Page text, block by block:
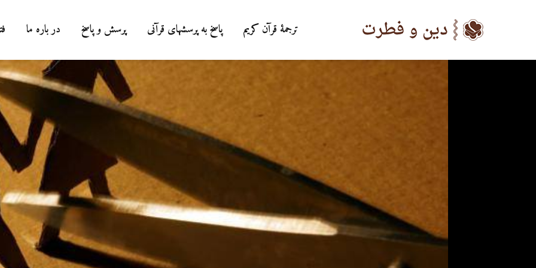
ترجمۀ قرآن کریم پاسخ به پرسشهای قرآنی پرسش و پاسخ در باره ما
درباره سنگ زدن به
شیطان و دویدن مردان
میان صفا و مروه
20 جولای 2026